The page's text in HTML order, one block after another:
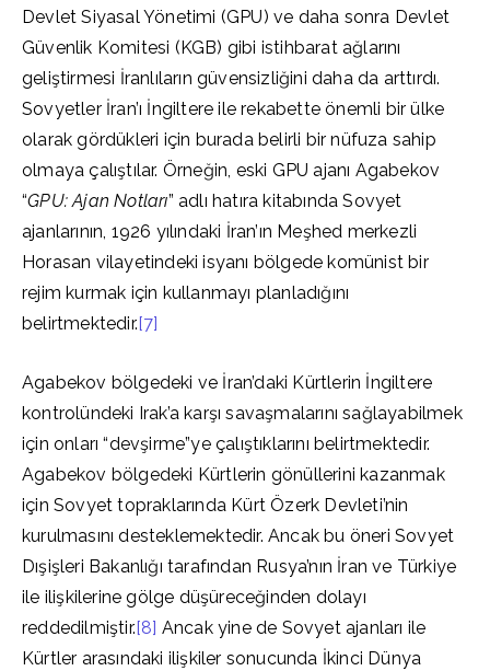
Devlet Siyasal Yönetimi (GPU) ve daha sonra Devlet
Güvenlik Komitesi (KGB) gibi istihbarat ağlarını
geliştirmesi İranlıların güvensizliğini daha da arttırdı.
Sovyetler İran’ı İngiltere ile rekabette önemli bir ülke
olarak gördükleri için burada belirli bir nüfuza sahip
olmaya çalıştılar. Örneğin, eski GPU ajanı Agabekov
“GPU: Ajan Notları” adlı hatıra kitabında Sovyet
ajanlarının, 1926 yılındaki İran’ın Meşhed merkezli
Horasan vilayetindeki isyanı bölgede komünist bir
rejim kurmak için kullanmayı planladığını
belirtmektedir.[7]
Agabekov bölgedeki ve İran’daki Kürtlerin İngiltere
kontrolündeki Irak’a karşı savaşmalarını sağlayabilmek
için onları “devşirme”ye çalıştıklarını belirtmektedir.
Agabekov bölgedeki Kürtlerin gönüllerini kazanmak
için Sovyet topraklarında Kürt Özerk Devleti’nin
kurulmasını desteklemektedir. Ancak bu öneri Sovyet
Dışişleri Bakanlığı tarafından Rusya’nın İran ve Türkiye
ile ilişkilerine gölge düşüreceğinden dolayı
reddedilmiştir.[8] Ancak yine de Sovyet ajanları ile
Kürtler arasındaki ilişkiler sonucunda İkinci Dünya